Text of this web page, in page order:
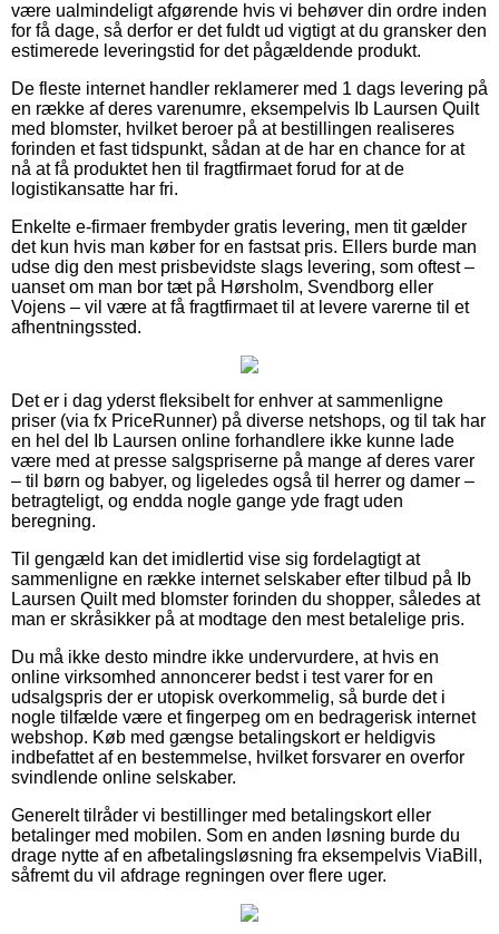
være ualmindeligt afgørende hvis vi behøver din ordre inden
for få dage, så derfor er det fuldt ud vigtigt at du gransker den
estimerede leveringstid for det pågældende produkt.
De fleste internet handler reklamerer med 1 dags levering på
en række af deres varenumre, eksempelvis Ib Laursen Quilt
med blomster, hvilket beroer på at bestillingen realiseres
forinden et fast tidspunkt, sådan at de har en chance for at
nå at få produktet hen til fragtfirmaet forud for at de
logistikansatte har fri.
Enkelte e-firmaer frembyder gratis levering, men tit gælder
det kun hvis man køber for en fastsat pris. Ellers burde man
udse dig den mest prisbevidste slags levering, som oftest –
uanset om man bor tæt på Hørsholm, Svendborg eller
Vojens – vil være at få fragtfirmaet til at levere varerne til et
afhentningssted.
Det er i dag yderst fleksibelt for enhver at sammenligne
priser (via fx PriceRunner) på diverse netshops, og til tak har
en hel del Ib Laursen online forhandlere ikke kunne lade
være med at presse salgspriserne på mange af deres varer
– til børn og babyer, og ligeledes også til herrer og damer –
betragteligt, og endda nogle gange yde fragt uden
beregning.
Til gengæld kan det imidlertid vise sig fordelagtigt at
sammenligne en række internet selskaber efter tilbud på Ib
Laursen Quilt med blomster forinden du shopper, således at
man er skråsikker på at modtage den mest betalelige pris.
Du må ikke desto mindre ikke undervurdere, at hvis en
online virksomhed annoncerer bedst i test varer for en
udsalgspris der er utopisk overkommelig, så burde det i
nogle tilfælde være et fingerpeg om en bedragerisk internet
webshop. Køb med gængse betalingskort er heldigvis
indbefattet af en bestemmelse, hvilket forsvarer en overfor
svindlende online selskaber.
Generelt tilråder vi bestillinger med betalingskort eller
betalinger med mobilen. Som en anden løsning burde du
drage nytte af en afbetalingsløsning fra eksempelvis ViaBill,
såfremt du vil afdrage regningen over flere uger.